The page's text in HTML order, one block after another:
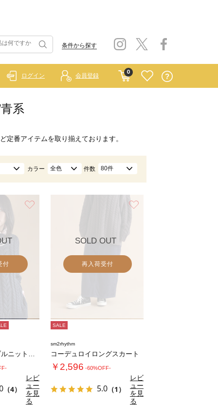
条件から探す
0
ログイン 会員登録
系
定番アイテムを取り揃えております。
カラー 全色 件数 80件
付
（4）
レビ
ュー
を見
る
SOLD OUT
再入荷受付
SALE
sm2rhythm
コーデュロイロングスカート
￥2,596 -60%OFF-
5.0 （1）
レビ
ュー
を見
る